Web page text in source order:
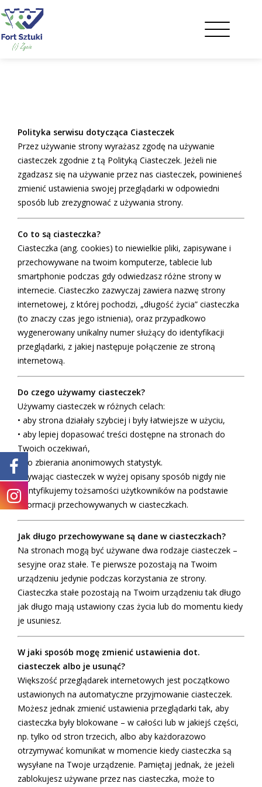
Polityka serwisu dotycząca Ciasteczek
Przez używanie strony wyrażasz zgodę na używanie
ciasteczek zgodnie z tą Polityką Ciasteczek. Jeżeli nie
zgadzasz się na używanie przez nas ciasteczek, powinieneś
zmienić ustawienia swojej przeglądarki w odpowiedni
sposób lub zrezygnować z używania strony.
Co to są ciasteczka?
Ciasteczka (ang. cookies) to niewielkie pliki, zapisywane i
przechowywane na twoim komputerze, tablecie lub
smartphonie podczas gdy odwiedzasz różne strony w
internecie. Ciasteczko zazwyczaj zawiera nazwę strony
internetowej, z której pochodzi, „długość życia” ciasteczka
(to znaczy czas jego istnienia), oraz przypadkowo
wygenerowany unikalny numer służący do identyfikacji
przeglądarki, z jakiej następuje połączenie ze stroną
internetową.
Do czego używamy ciasteczek?
Używamy ciasteczek w różnych celach:
• aby strona działały szybciej i były łatwiejsze w użyciu,
• aby lepiej dopasować treści dostępne na stronach do
Twoich oczekiwań,
• do zbierania anonimowych statystyk.
Używając ciasteczek w wyżej opisany sposób nigdy nie
identyfikujemy tożsamości użytkowników na podstawie
informacji przechowywanych w ciasteczkach.
Jak długo przechowywane są dane w ciasteczkach?
Na stronach mogą być używane dwa rodzaje ciasteczek –
sesyjne oraz stałe. Te pierwsze pozostają na Twoim
urządzeniu jedynie podczas korzystania ze strony.
Ciasteczka stałe pozostają na Twoim urządzeniu tak długo
jak długo mają ustawiony czas życia lub do momentu kiedy
je usuniesz.
W jaki sposób mogę zmienić ustawienia dot.
ciasteczek albo je usunąć?
Większość przeglądarek internetowych jest początkowo
ustawionych na automatyczne przyjmowanie ciasteczek.
Możesz jednak zmienić ustawienia przeglądarki tak, aby
ciasteczka były blokowane – w całości lub w jakiejś części,
np. tylko od stron trzecich, albo aby każdorazowo
otrzymywać komunikat w momencie kiedy ciasteczka są
wysyłane na Twoje urządzenie. Pamiętaj jednak, że jeżeli
zablokujesz używane przez nas ciasteczka, może to